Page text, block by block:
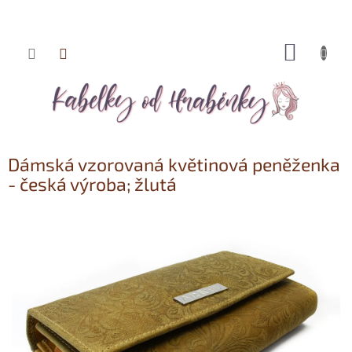
Přejít
Dámská vzorovaná květinová peněženka
- česká výroba; žlutá